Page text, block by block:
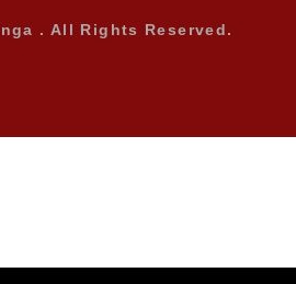
. All Rights Reserved.